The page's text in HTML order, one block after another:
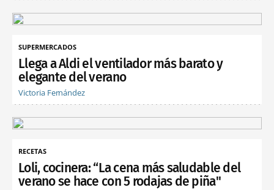
SUPERMERCADOS
Llega a Aldi el ventilador más barato y
elegante del verano
Victoria Fernández
RECETAS
Loli, cocinera: “La cena más saludable del
verano se hace con 5 rodajas de piña"